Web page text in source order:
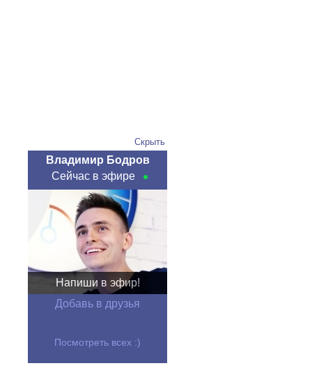
Скрыть
Владимир Бодров
Сейчас в эфире
Напиши в эфир!
Добавь в друзья
Посмотреть всех :)